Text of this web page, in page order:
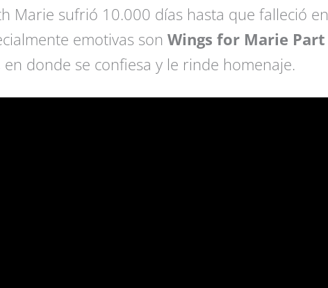
Marie sufrió 10.000 días hasta que falleció en
emotivas son Wings for Marie Part
en donde se confiesa y le rinde homenaje.